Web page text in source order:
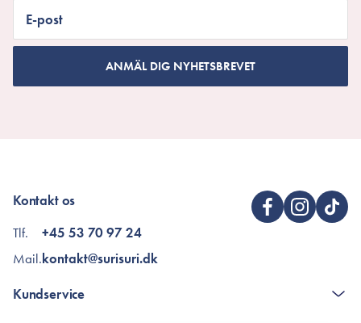
E-post
ANMÄL DIG NYHETSBREVET
Kontakt os
Tlf.
Mail.
+45 53 70 97 24
kontakt@surisuri.dk
Kundservice